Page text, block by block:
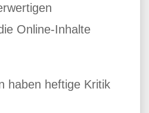
Online-Inhalte
haben heftige Kritik